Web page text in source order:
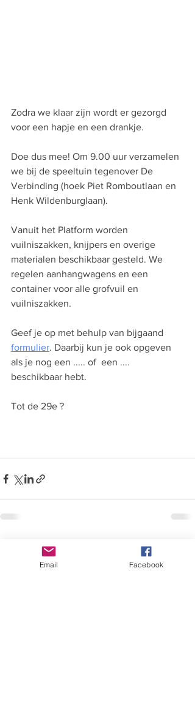
Zodra we klaar zijn wordt er gezorgd
voor een hapje en een drankje.
Doe dus mee! Om 9.00 uur verzamelen
we bij de speeltuin tegenover De
Verbinding (hoek Piet Romboutlaan en
Henk Wildenburglaan).
Vanuit het Platform worden
vuilniszakken, knijpers en overige
materialen beschikbaar gesteld. We
regelen aanhangwagens en een
container voor alle grofvuil en
vuilniszakken.
Geef je op met behulp van bijgaand
formulier. Daarbij kun je ook opgeven
als je nog een ..... of  een ....
beschikbaar hebt.
Tot de 29e ?
Recente blogposts Alles weergeven
Email Facebook